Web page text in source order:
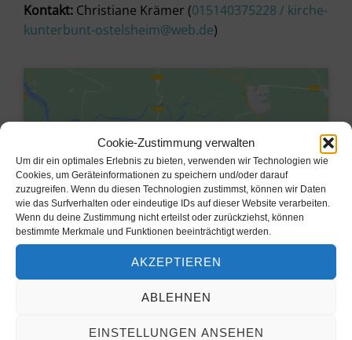
Cookie-Zustimmung verwalten
Um dir ein optimales Erlebnis zu bieten, verwenden wir Technologien wie
Cookies, um Geräteinformationen zu speichern und/oder darauf
zuzugreifen. Wenn du diesen Technologien zustimmst, können wir Daten
wie das Surfverhalten oder eindeutige IDs auf dieser Website verarbeiten.
Wenn du deine Zustimmung nicht erteilst oder zurückziehst, können
bestimmte Merkmale und Funktionen beeinträchtigt werden.
AKZEPTIEREN
ABLEHNEN
EINSTELLUNGEN ANSEHEN
Kontakt: Christiane Krämer (015140375228 / kirche-
kunterbunt-ostelsheim@web.de)
Klicke hier, um Marketing-Cookies
zu akzeptieren und diesen Inhalt zu
aktivieren